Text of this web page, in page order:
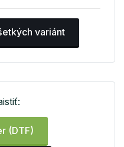
variánt
(DTF)